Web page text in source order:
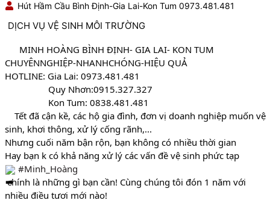
Hút Hầm Cầu Bình Định-Gia Lai-Kon Tum 0973.481.481
DỊCH VỤ VỆ SINH MÔI TRƯỜNG
      MINH HOÀNG BÌNH ĐỊNH- GIA LAI- KON TUM
CHUYÊNNGHIỆP-NHANHCHÓNG-HIỆU QUẢ
HOTLINE: Gia Lai: 0973.481.481
                  Quy Nhơn:0915.327.327
             Kon Tum: 0838.481.481
sinh, khơi thông, xử lý cống rãnh,...
Nhưng cuối năm bận rộn, bạn không có nhiều thời gian
Hay bạn k có khả năng xử lý các vấn đề vệ sinh phức tạp
#Minh_Hoàng
chính là những gì bạn cần! Cùng chúng tôi đón 1 năm với
nhiều điều tươi mới nào!